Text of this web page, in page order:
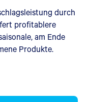
durch
profitablere
am Ende
Produkte.